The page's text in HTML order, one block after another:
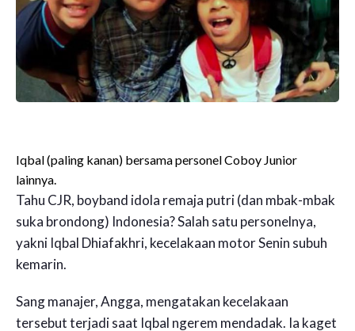
Iqbal (paling kanan) bersama personel Coboy Junior
lainnya.
Tahu CJR, boyband idola remaja putri (dan mbak-mbak
suka brondong) Indonesia? Salah satu personelnya,
yakni Iqbal Dhiafakhri, kecelakaan motor Senin subuh
kemarin.
Sang manajer, Angga, mengatakan kecelakaan
tersebut terjadi saat Iqbal ngerem mendadak. Ia kaget